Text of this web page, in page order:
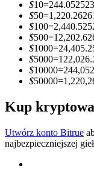
Informacja
Analiza Big
$10=244.052523
$50=
$100=
$500=
$1000=
$5000=
$10000=
$50000=
Kup
Utwórz konto Bitrue
najbezpieczniejszej